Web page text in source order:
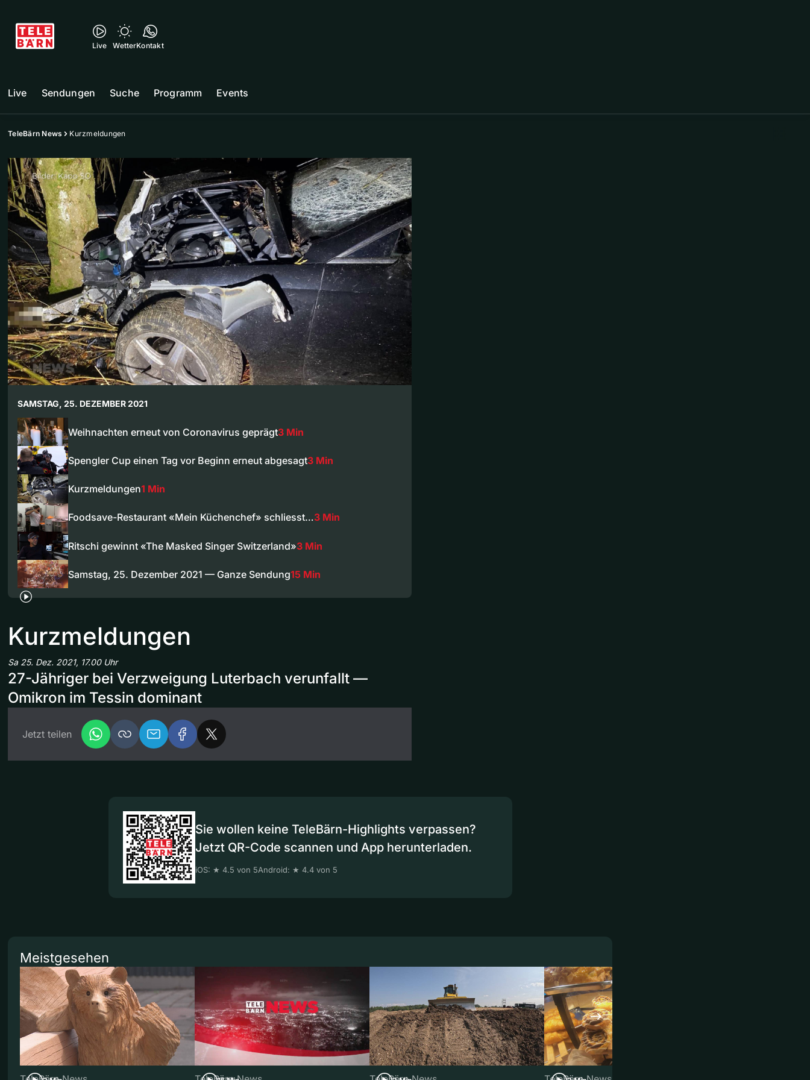
Live WetterKontakt
Live Sendungen Suche Programm Events
TeleBärn News Kurzmeldungen
SAMSTAG, 25. DEZEMBER 2021
Weihnachten erneut von Coronavirus geprägt3 Min
Spengler Cup einen Tag vor Beginn erneut abgesagt3 Min
Kurzmeldungen1 Min
Foodsave-Restaurant «Mein Küchenchef» schliesst…3 Min
Ritschi gewinnt «The Masked Singer Switzerland»3 Min
Samstag, 25. Dezember 2021 — Ganze Sendung15 Min
Kurzmeldungen
Sa 25. Dez. 2021, 17.00 Uhr
27-Jähriger bei Verzweigung Luterbach verunfallt —
Omikron im Tessin dominant
Jetzt teilen
Sie wollen keine TeleBärn-Highlights verpassen?
Jetzt QR-Code scannen und App herunterladen.
iOS: ★ 4.5 von 5Android: ★ 4.4 von 5
Meistgesehen